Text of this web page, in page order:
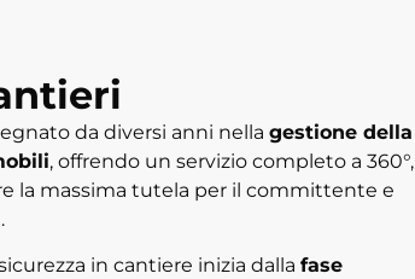
da diversi anni nella gestione della
, offrendo un servizio completo a 360°,
la massima tutela per il committente e
in cantiere inizia dalla fase